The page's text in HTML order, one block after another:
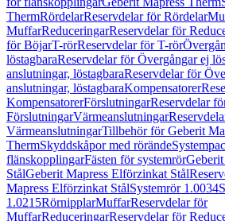
ThermRördelarReservdelar för Rördelar
MuffarReduceringarReservdelar för
för BöjarT-rörReservdelar för T-rör
löstagbaraReservdelar för Övergångar ej
anslutningar, löstagbaraReservdelar för
anslutningar, löstagbaraKompensatorer
KompensatorerFörslutningarReservdelar
FörslutningarVärmeanslutningar
VärmeanslutningarTillbehör för Geberit
ThermSkyddskåpor med rörände
flänskopplingarFästen för systemrör
StålGeberit Mapress Elförzinkat Stål
Mapress Elförzinkat StålSystemrör 1.0034
1.0215RörnipplarMuffarReservdelar för
MuffarReduceringarReservdelar för